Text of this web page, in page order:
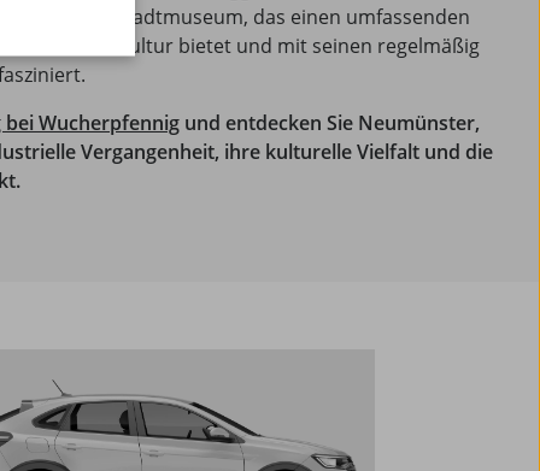
Stadtmuseum, das einen umfassenden
und Kultur bietet und mit seinen regelmäßig
Wucherpfennig und entdecken Sie Neumünster,
Vergangenheit, ihre kulturelle Vielfalt und die